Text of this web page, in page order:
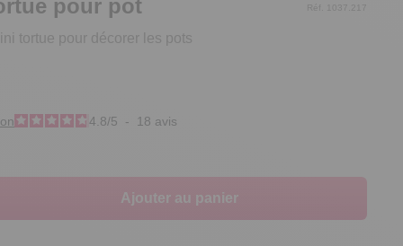
pour pot
tortue pour décorer les pots
Réf. 1037.217
4.8/5 - 18 avis
Ajouter au panier